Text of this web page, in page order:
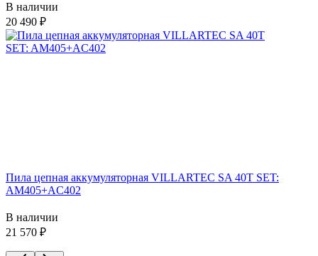
В наличии
20 490
Пила цепная аккумуляторная VILLARTEC SA 40T SET:
AM405+AC402
В наличии
21 570